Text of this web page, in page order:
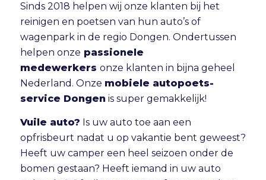
Sinds 2018 helpen wij onze klanten bij het
reinigen en poetsen van hun auto’s of
wagenpark in de regio Dongen. Ondertussen
helpen onze passionele
medewerkers onze klanten in bijna geheel
Nederland. Onze mobiele autopoets-
service Dongen is super gemakkelijk!
Vuile auto? Is uw auto toe aan een
opfrisbeurt nadat u op vakantie bent geweest?
Heeft uw camper een heel seizoen onder de
bomen gestaan? Heeft iemand in uw auto